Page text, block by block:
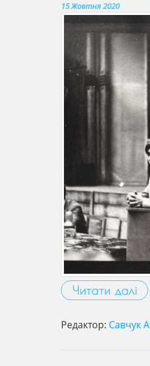
15 Жовтня 2020
Читати далі
Редактор: Савчук